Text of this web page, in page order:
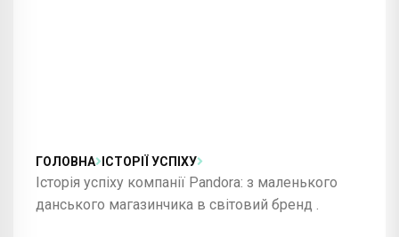
ГОЛОВНА ІСТОРІЇ УСПІХУ
Історія успіху компанії Pandora: з маленького
данського магазинчика в світовий бренд .